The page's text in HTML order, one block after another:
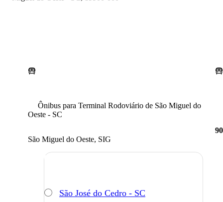
Ônibus para Terminal Rodoviário de São Miguel do
Oeste - SC
São Miguel do Oeste, SIG
São José do Cedro - SC